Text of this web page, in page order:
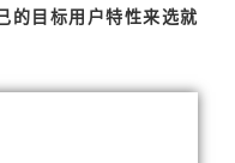
的目标用户特性来选就